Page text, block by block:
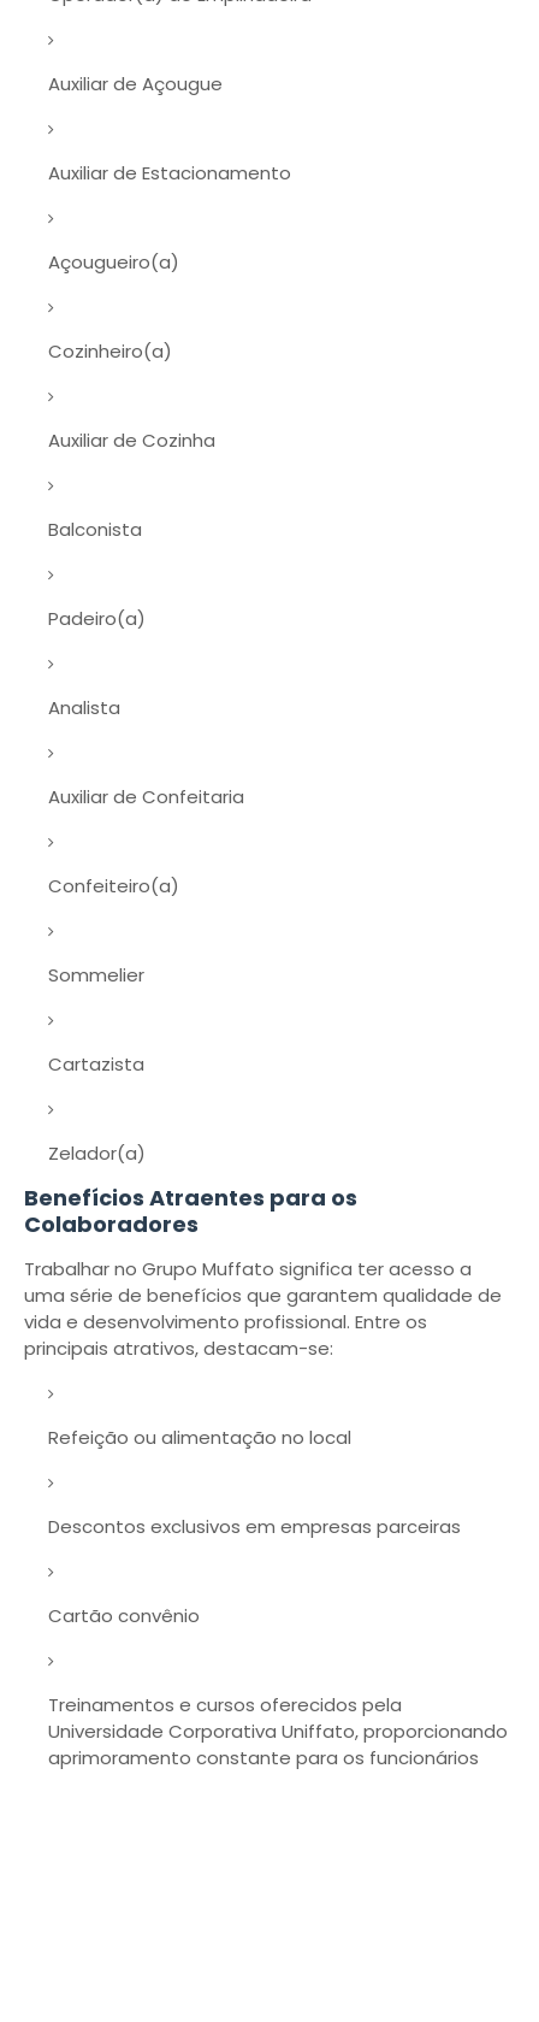
Auxiliar de Açougue
Auxiliar de Estacionamento
Açougueiro(a)
Cozinheiro(a)
Auxiliar de Cozinha
Balconista
Padeiro(a)
Analista
Auxiliar de Confeitaria
Confeiteiro(a)
Sommelier
Cartazista
Zelador(a)
Benefícios Atraentes para os
Colaboradores
Trabalhar no Grupo Muffato significa ter acesso a
uma série de benefícios que garantem qualidade de
vida e desenvolvimento profissional. Entre os
principais atrativos, destacam-se:
Refeição ou alimentação no local
Descontos exclusivos em empresas parceiras
Cartão convênio
Treinamentos e cursos oferecidos pela
Universidade Corporativa Uniffato, proporcionando
aprimoramento constante para os funcionários